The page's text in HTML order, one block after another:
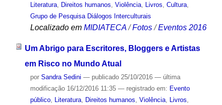
Literatura, Direitos humanos Violência, Livros Cultura,
Grupo de Pesquisa Diálogos Interculturais
Localizado em MIDIATECA /Fotos /Eventos 2016
Um Abrigo para Escritores, Bloggers e Artistas
em Risco no Mundo Atual
por Sandra Sedini — publicado25/10/2016 — última
modificação16/12/2016 11:35 — registrado em: Evento
público, Literatura, Direitos humanos, Violência, Livros,